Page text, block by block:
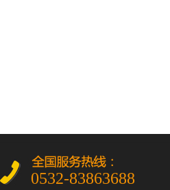
0532-83863688